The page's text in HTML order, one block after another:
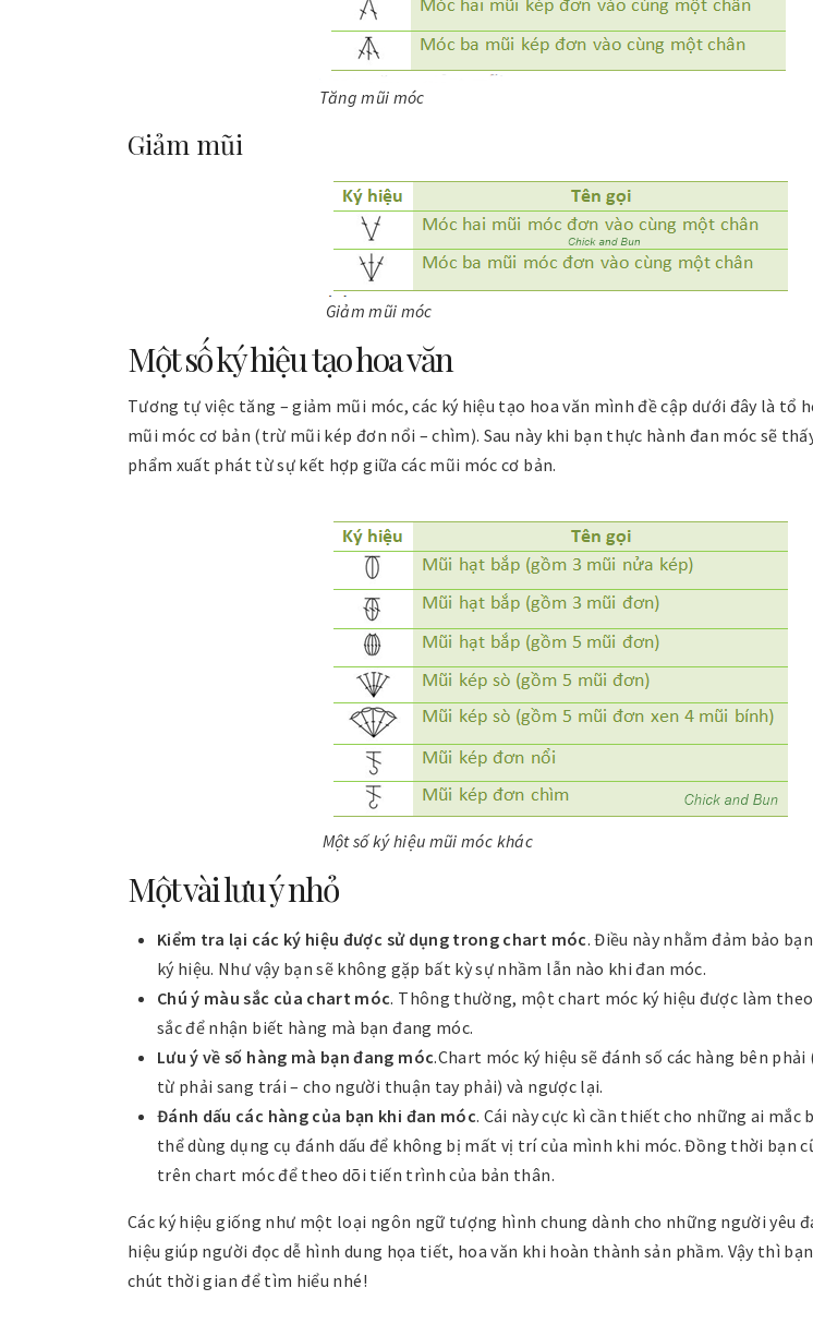
Tăng mũi móc
Giảm mũi
Giảm mũi móc
Một số ký hiệu tạo hoa văn
Tương tự việc tăng – giảm mũi móc, các ký hiệu tạo hoa văn mình đề cập dưới đây là tổ
mũi móc cơ bản (trừ mũi kép đơn nổi – chìm). Sau này khi bạn thực hành đan móc sẽ
phẩm xuất phát từ sự kết hợp giữa các mũi móc cơ bản.
Một số ký hiệu mũi móc khác
Một vài lưu ý nhỏ
Kiểm tra lại các ký hiệu được sử dụng trong chart móc. Điều này nhằm đảm bảo
ký hiệu. Như vậy bạn sẽ không gặp bất kỳ sự nhầm lẫn nào khi đan móc.
Chú ý màu sắc của chart móc. Thông thường, một chart móc ký hiệu được làm theo
sắc để nhận biết hàng mà bạn đang móc.
Lưu ý về số hàng mà bạn đang móc.Chart móc ký hiệu sẽ đánh số các hàng bên
từ phải sang trái – cho người thuận tay phải) và ngược lại.
Đánh dấu các hàng của bạn khi đan móc. Cái này cực kì cần thiết cho những ai mắc
thể dùng dụng cụ đánh dấu để không bị mất vị trí của mình khi móc. Đồng thời bạn
trên chart móc để theo dõi tiến trình của bản thân.
Các ký hiệu giống như một loại ngôn ngữ tượng hình chung dành cho những người yêu
hiệu giúp người đọc dễ hình dung họa tiết, hoa văn khi hoàn thành sản phầm. Vậy thì
chút thời gian để tìm hiểu nhé!